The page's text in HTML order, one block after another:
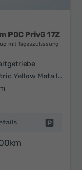
PDC PrivG 17Z
mit Tageszulassung
Electric Yellow Metallic